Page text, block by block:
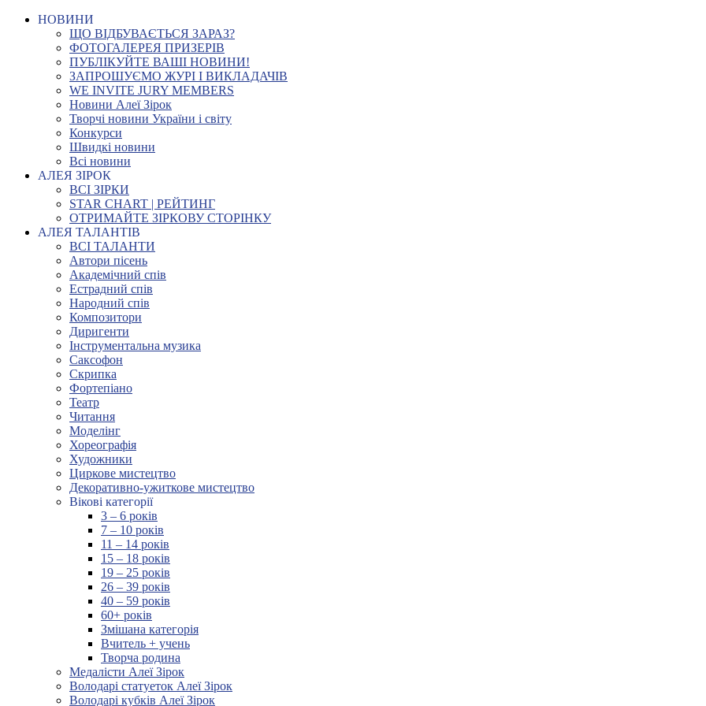
НОВИНИ
ЩО ВІДБУВАЄТЬСЯ ЗАРАЗ?
ФОТОГАЛЕРЕЯ ПРИЗЕРІВ
ПУБЛІКУЙТЕ ВАШІ НОВИНИ!
ЗАПРОШУЄМО ЖУРІ І ВИКЛАДАЧІВ
WE INVITE JURY MEMBERS
Новини Алеї Зірок
Творчі новини України і світу
Конкурси
Швидкі новини
Всі новини
АЛЕЯ ЗІРОК
ВСІ ЗІРКИ
STAR CHART | РЕЙТИНГ
ОТРИМАЙТЕ ЗІРКОВУ СТОРІНКУ
АЛЕЯ ТАЛАНТІВ
ВСІ ТАЛАНТИ
Автори пісень
Академічний спів
Естрадний спів
Народний спів
Композитори
Диригенти
Інструментальна музика
Саксофон
Скрипка
Фортепіано
Театр
Читання
Моделінг
Хореографія
Художники
Циркове мистецтво
Декоративно-ужиткове мистецтво
Вікові категорії
3 – 6 років
7 – 10 років
11 – 14 років
15 – 18 років
19 – 25 років
26 – 39 років
40 – 59 років
60+ років
Змішана категорія
Вчитель + учень
Творча родина
Медалісти Алеї Зірок
Володарі статуеток Алеї Зірок
Володарі кубків Алеї Зірок